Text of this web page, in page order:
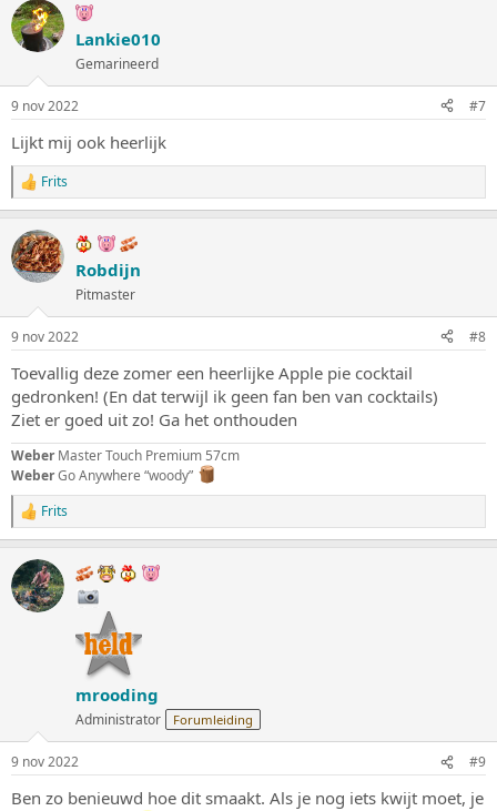
r
d
e
i
n
g
e
n
:
Lankie010
Gemarineerd
9 nov 2022 #7
Lijkt mij ook heerlijk
W
a
r
d
e
i
n
g
e
n
:
Frits
Robdijn
Pitmaster
9 nov 2022 #8
Toevallig deze zomer een heerlijke Apple pie cocktail
gedronken! (En dat terwijl ik geen fan ben van cocktails)
Ziet er goed uit zo! Ga het onthouden
Weber Master Touch Premium 57cm
WeberGo Anywhere “woody”
W
a
r
d
e
Frits
mrooding
Administrator Forumleiding
9 nov 2022 #9
Ben zo benieuwd hoe dit smaakt. Als je nog iets kwijt moet, je